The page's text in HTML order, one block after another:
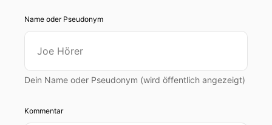
Name oder Pseudonym
Dein Name oder Pseudonym (wird öffentlich angezeigt)
Kommentar